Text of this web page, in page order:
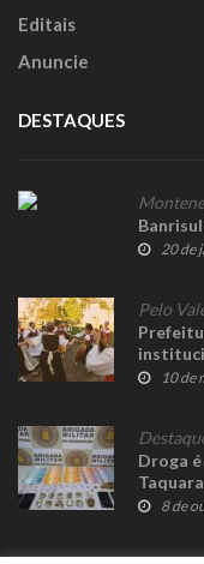
Editais
Anuncie
DESTAQUES
20 de
Pelo
10 de
Droga
8 de